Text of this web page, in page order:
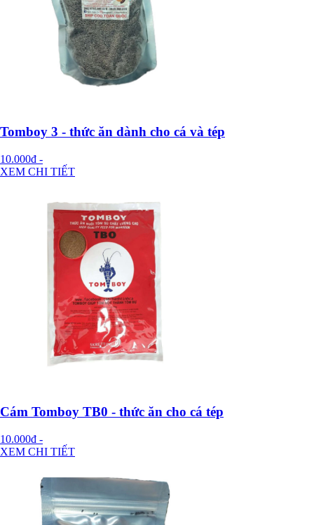
Tomboy 3 - thức ăn dành cho cá và tép
10.000đ -
XEM CHI TIẾT
Cám Tomboy TB0 - thức ăn cho cá tép
10.000đ -
XEM CHI TIẾT